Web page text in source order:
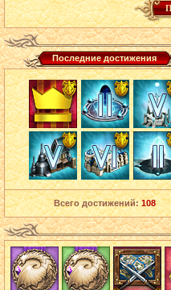
Последние достижения
Всего достижений: 108